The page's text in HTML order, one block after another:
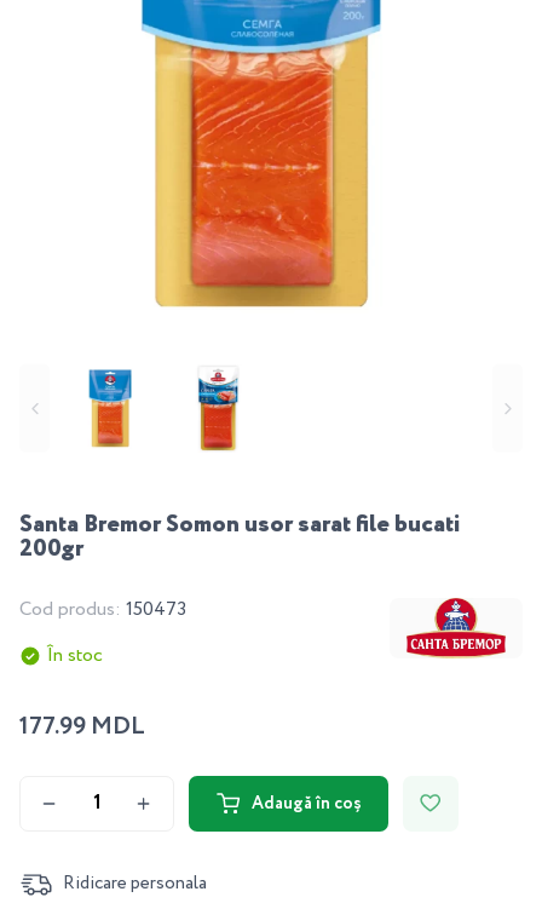
Santa Bremor Somon usor sarat file bucati
200gr
Cod produs: 150473
În stoc
177.99 MDL
Adaugă în coș
Ridicare personala